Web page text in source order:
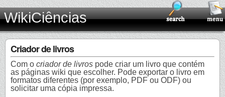
WikiCiências
Criador de livros
Com o criador de livros pode criar um livro que contém
as páginas wiki que escolher. Pode exportar o livro em
formatos diferentes (por exemplo, PDF ou ODF) ou
solicitar uma cópia impressa.